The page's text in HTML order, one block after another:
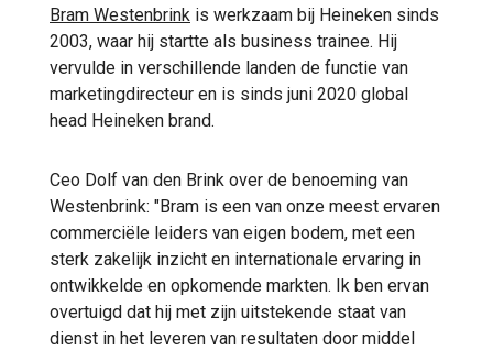
Bram Westenbrink is werkzaam bij Heineken sinds
2003, waar hij startte als business trainee. Hij
vervulde in verschillende landen de functie van
marketingdirecteur en is sinds juni 2020 global
head Heineken brand.
Ceo Dolf van den Brink over de benoeming van
Westenbrink: "Bram is een van onze meest ervaren
commerciële leiders van eigen bodem, met een
sterk zakelijk inzicht en internationale ervaring in
ontwikkelde en opkomende markten. Ik ben ervan
overtuigd dat hij met zijn uitstekende staat van
dienst in het leveren van resultaten door middel